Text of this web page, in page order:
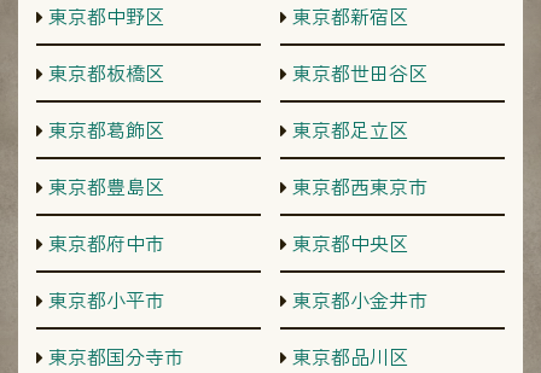
東京都中野区
東京都新宿区
東京都板橋区
東京都世田谷区
東京都葛飾区
東京都足立区
東京都豊島区
東京都西東京市
東京都府中市
東京都中央区
東京都小平市
東京都小金井市
東京都国分寺市
東京都品川区